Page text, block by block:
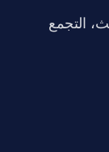
t
sالثالث، التجمع